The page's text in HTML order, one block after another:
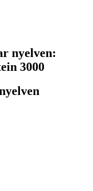
nyelven:
3000